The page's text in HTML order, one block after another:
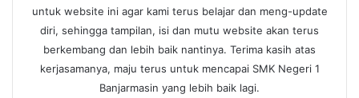
untuk website ini agar kami terus belajar dan meng-update
diri, sehingga tampilan, isi dan mutu website akan terus
berkembang dan lebih baik nantinya. Terima kasih atas
kerjasamanya, maju terus untuk mencapai SMK Negeri 1
Banjarmasin yang lebih baik lagi.